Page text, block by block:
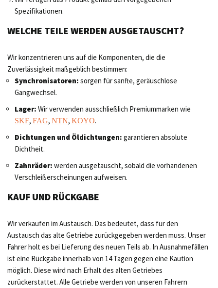
Spezifikationen.
WELCHE TEILE WERDEN AUSGETAUSCHT?
Wir konzentrieren uns auf die Komponenten, die die
Zuverlässigkeit maßgeblich bestimmen:
Synchronisatoren: sorgen für sanfte, geräuschlose
Gangwechsel.
Lager: Wir verwenden ausschließlich Premiummarken wie
SKF, FAG, NTN, KOYO.
Dichtungen und Öldichtungen: garantieren absolute
Dichtheit.
Zahnräder: werden ausgetauscht, sobald die vorhandenen
Verschleißerscheinungen aufweisen.
KAUF UND RÜCKGABE
Wir verkaufen im Austausch. Das bedeutet, dass für den
Austausch das alte Getriebe zurückgegeben werden muss. Unser
Fahrer holt es bei Lieferung des neuen Teils ab. In Ausnahmefällen
ist eine Rückgabe innerhalb von 14 Tagen gegen eine Kaution
möglich. Diese wird nach Erhalt des alten Getriebes
zurückerstattet. Alle Getriebe werden von unseren Fahrern